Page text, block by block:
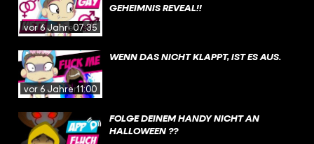
vor 6 Jahren07:35
GEHEIMNIS REVEAL!!
vor 6 Jahren11:00
WENN DAS NICHT KLAPPT, IST ES AUS.
FOLGE DEINEM HANDY NICHT AN
HALLOWEEN ??